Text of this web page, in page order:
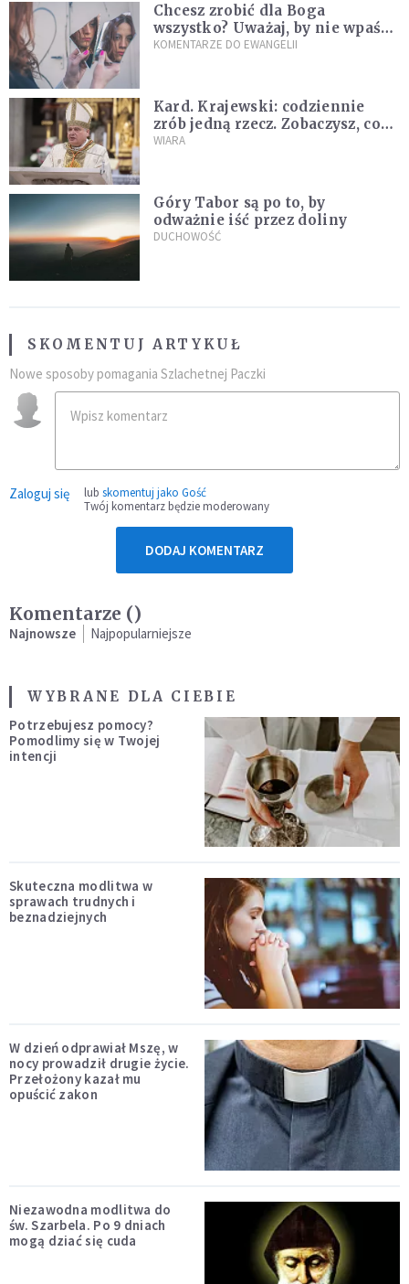
Chcesz zrobić dla Boga
wszystko? Uważaj, by nie wpaść
w groźną pułapkę
KOMENTARZE DO EWANGELII
Kard. Krajewski: codziennie
zrób jedną rzecz. Zobaczysz, co
stanie się z twoim życiem
WIARA
Góry Tabor są po to, by
odważnie iść przez doliny
DUCHOWOŚĆ
SKOMENTUJ ARTYKUŁ
Nowe sposoby pomagania Szlachetnej Paczki
Zaloguj się lub skomentuj jako Gość
Twój komentarz będzie moderowany
DODAJ KOMENTARZ
Komentarze ()
Najnowsze Najpopularniejsze
WYBRANE DLA CIEBIE
Potrzebujesz pomocy?
Pomodlimy się w Twojej
intencji
Skuteczna modlitwa w
sprawach trudnych i
beznadziejnych
W dzień odprawiał Mszę, w
nocy prowadził drugie życie.
Przełożony kazał mu
opuścić zakon
Niezawodna modlitwa do
św. Szarbela. Po 9 dniach
mogą dziać się cuda